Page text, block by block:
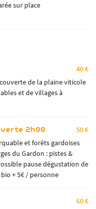
sur place
40 €
de la plaine viticole
et de villages à
2h00
50 €
et forêts gardoises
du Gardon : pistes &
pause dégustation de
+ 5€ / personne
60 €